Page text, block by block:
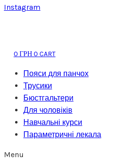
Instagram
0 ГРН 0 CART
Пояси для панчох
Трусики
Бюстгальтери
Для чоловіків
Навчальні курси
Параметричні лекала
Menu